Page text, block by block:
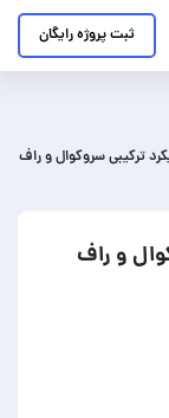
ثبت پروژه رایگان
ترکیبی سروکوال و راف
و راف